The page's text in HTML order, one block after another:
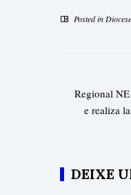
Posted in
Regional
e realiza
DEIXE